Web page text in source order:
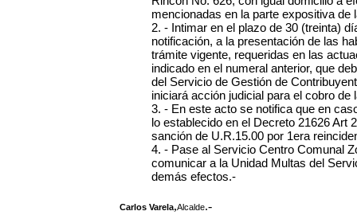
mencionadas en la parte expositiva de
2. - Intimar en el plazo de 30 (treinta)
notificación, a la presentación de las
trámite vigente, requeridas en las
indicado en el numeral anterior, que
del Servicio de Gestión de
iniciará acción judicial para el cobro de
3. - En este acto se notifica que en
lo establecido en el Decreto 21626 Art
sanción de U.R.15.00 por 1era
4. - Pase al Servicio Centro Comunal
comunicar a la Unidad Multas del
demás efectos.-
Carlos Varela,Alcalde.-